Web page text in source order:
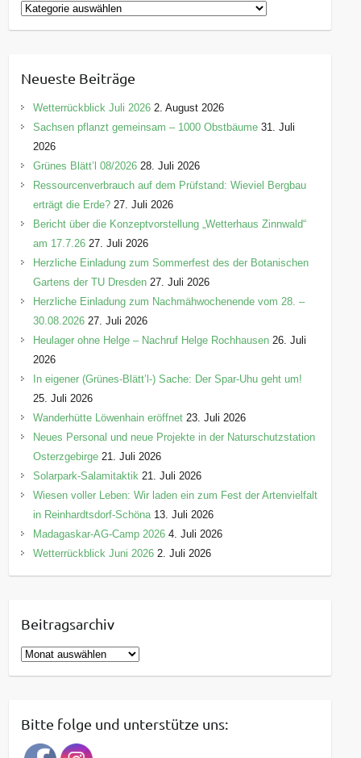
K
a
g
o
r
e
n
Neueste Beiträge
Wetterrückblick Juli 2026 2. August 2026
Sachsen pflanzt gemeinsam – 1000 Obstbäume 31. Juli
2026
Grünes Blätt’l 08/2026 28. Juli 2026
Ressourcenverbrauch auf dem Prüfstand: Wieviel Bergbau
erträgt die Erde? 27. Juli 2026
Bericht über die Konzeptvorstellung „Wetterhaus Zinnwald“
am 17.7.26 27. Juli 2026
Herzliche Einladung zum Sommerfest des der Botanischen
Gartens der TU Dresden 27. Juli 2026
Herzliche Einladung zum Nachmähwochenende vom 28. –
30.08.2026 27. Juli 2026
Heulager ohne Helge – Nachruf Helge Rochhausen 26. Juli
2026
In eigener (Grünes-Blätt’l-) Sache: Der Spar-Uhu geht um!
25. Juli 2026
Wanderhütte Löwenhain eröffnet 23. Juli 2026
Neues Personal und neue Projekte in der Naturschutzstation
Osterzgebirge 21. Juli 2026
Solarpark-Salamitaktik 21. Juli 2026
Wiesen voller Leben: Wir laden ein zum Fest der Artenvielfalt
in Reinhardtsdorf-Schöna 13. Juli 2026
Madagaskar-AG-Camp 2026 4. Juli 2026
Wetterrückblick Juni 2026 2. Juli 2026
Beitragsarchiv
B
e
r
a
Bitte folge und unterstütze uns: